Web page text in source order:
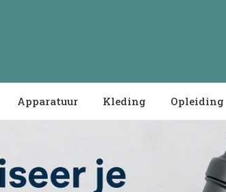
Apparatuur Kleding Opleiding